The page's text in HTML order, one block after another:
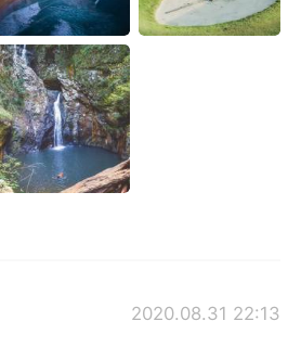
한국어
ไทย
Italiano
2020.08.31 22:13